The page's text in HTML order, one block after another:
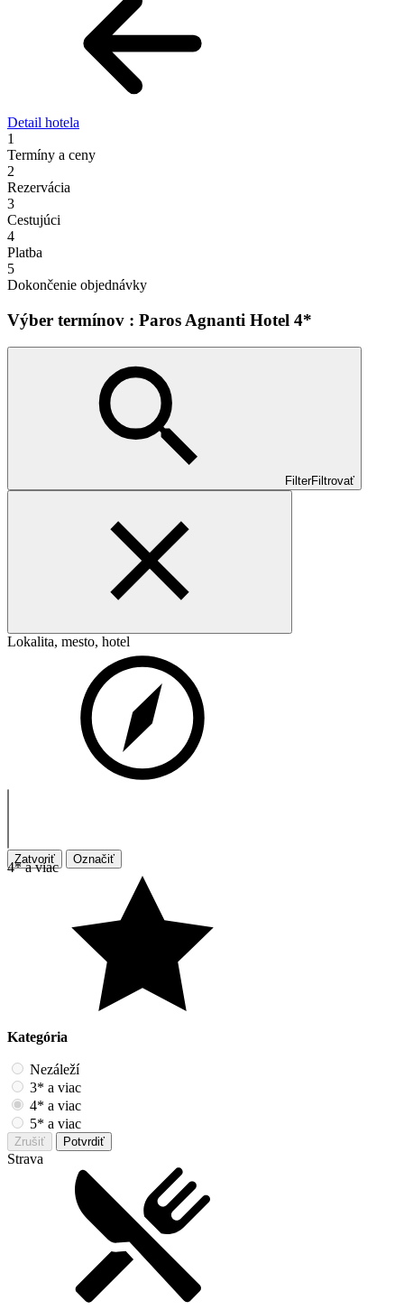
Detail hotela
1
Termíny a ceny
2
Rezervácia
3
Cestujúci
4
Platba
5
Dokončenie objednávky
Výber termínov : Paros Agnanti Hotel 4*
FilterFiltrovať
Lokalita, mesto, hotel
Zatvoriť Označiť
4* a viac
Kategória
Nezáleží
3* a viac
4* a viac
5* a viac
Zrušiť Potvrdiť
Strava